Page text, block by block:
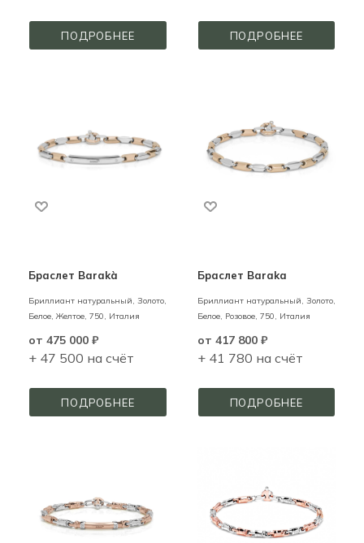
ПОДРОБНЕЕ ПОДРОБНЕЕ
Браслет Barakà
Бриллиант натуральный, Золото,
Белое, Желтое, 750, Италия
от 475 000 ₽
+ 47 500 на счёт
ПОДРОБНЕЕ
Браслет Baraka
Бриллиант натуральный, Золото,
Белое, Розовое, 750, Италия
от 417 800 ₽
+ 41 780 на счёт
ПОДРОБНЕЕ